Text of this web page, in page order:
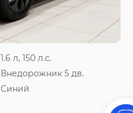
1.6 л, 150 л.с.
Внедорожник 5 дв.
Синий